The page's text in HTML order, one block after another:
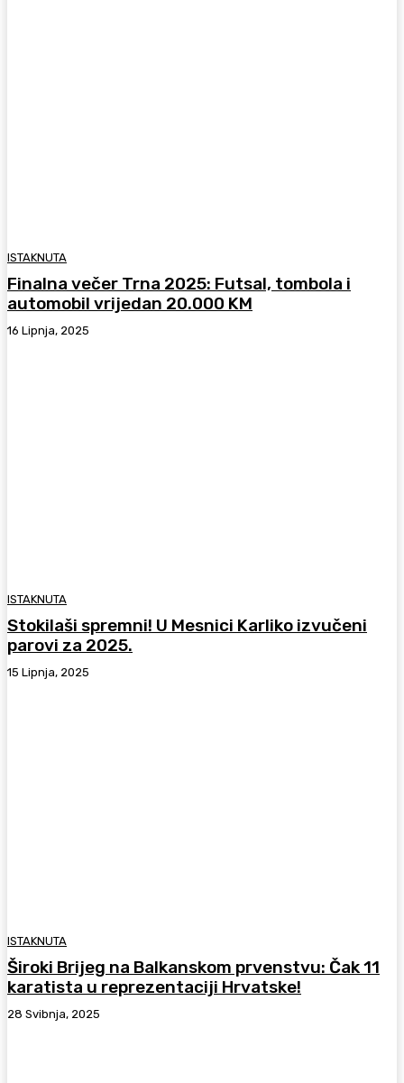
ISTAKNUTA
Finalna večer Trna 2025: Futsal, tombola i
automobil vrijedan 20.000 KM
16 Lipnja, 2025
ISTAKNUTA
Stokilaši spremni! U Mesnici Karliko izvučeni
parovi za 2025.
15 Lipnja, 2025
ISTAKNUTA
Široki Brijeg na Balkanskom prvenstvu: Čak 11
karatista u reprezentaciji Hrvatske!
28 Svibnja, 2025